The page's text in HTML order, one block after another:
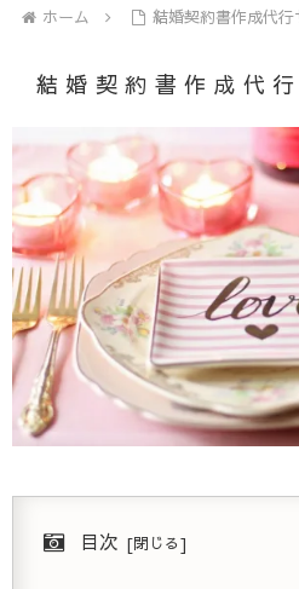
ホーム 結婚契約書作成代行
結婚契約書作成代
目次